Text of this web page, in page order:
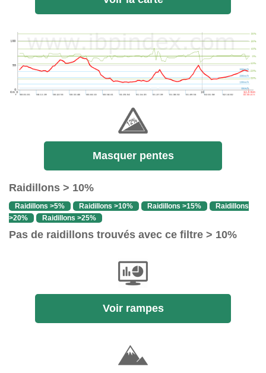
Masquer pentes
Raidillons > 10%
Raidillons >5% Raidillons >10% Raidillons >15%
Raidillons
>20%
Raidillons >25%
Pas de raidillons trouvés avec ce filtre > 10%
Voir rampes